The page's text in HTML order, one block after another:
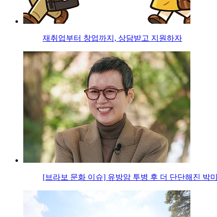
재취업부터 창업까지, 상담받고 지원하자
[브라보 문화 이슈] 유방암 투병 후 더 단단해진 박